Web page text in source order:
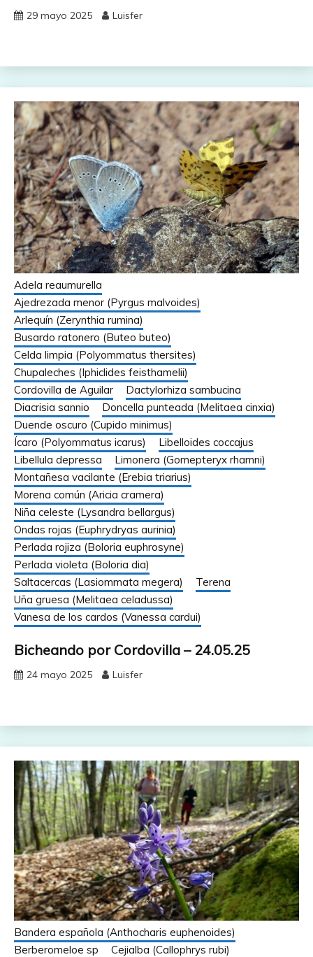
29 mayo 2025 Luisfer
Adela reaumurella
Ajedrezada menor (Pyrgus malvoides)
Arlequín (Zerynthia rumina)
Busardo ratonero (Buteo buteo)
Celda limpia (Polyommatus thersites)
Chupaleches (Iphiclides feisthamelii)
Cordovilla de Aguilar
Dactylorhiza sambucina
Diacrisia sannio
Doncella punteada (Melitaea cinxia)
Duende oscuro (Cupido minimus)
Ícaro (Polyommatus icarus)
Libelloides coccajus
Libellula depressa
Limonera (Gomepteryx rhamni)
Montañesa vacilante (Erebia triarius)
Morena común (Aricia cramera)
Niña celeste (Lysandra bellargus)
Ondas rojas (Euphrydryas aurinia)
Perlada rojiza (Boloria euphrosyne)
Perlada violeta (Boloria dia)
Saltacercas (Lasiommata megera)
Terena
Uña gruesa (Melitaea celadussa)
Vanesa de los cardos (Vanessa cardui)
Bicheando por Cordovilla – 24.05.25
24 mayo 2025 Luisfer
Bandera española (Anthocharis euphenoides)
Berberomeloe sp
Cejialba (Callophrys rubi)